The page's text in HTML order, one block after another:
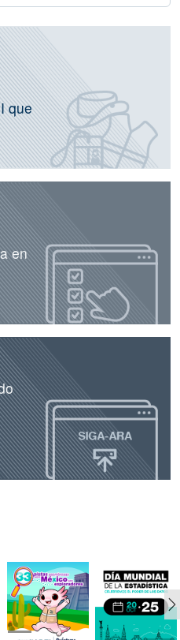
vigentes,
que
en